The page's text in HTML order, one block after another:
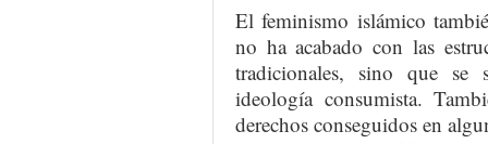
El feminismo islámico
no ha acabado con las
tradicionales, sino que
ideología consumista.
derechos conseguidos en